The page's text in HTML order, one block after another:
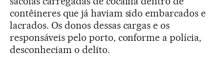
contêineres que já haviam sido embarcados e
lacrados. Os donos dessas cargas e os
responsáveis pelo porto, conforme a polícia,
desconheciam o delito.